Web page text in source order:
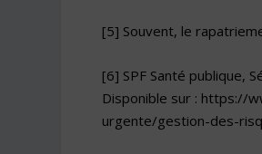
[5] Souvent, le
[6] SPF Santé publique,
Disponible sur : https://
urgente/gestion-des-